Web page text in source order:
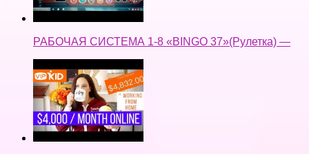
РАБОЧАЯ СИСТЕМА 1-8 «BINGO 37»(Рулетка) —